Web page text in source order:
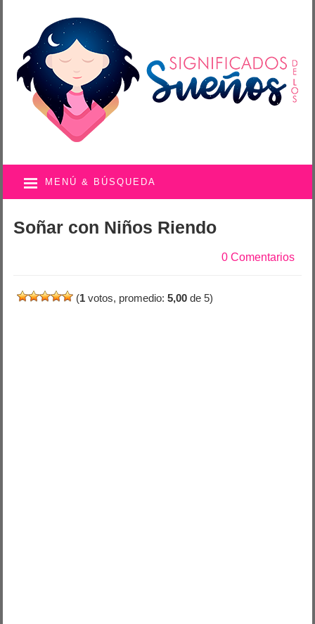
MENÚ & BÚSQUEDA
Soñar con Niños Riendo
0 Comentarios
(1 votos, promedio:5,00 de 5)